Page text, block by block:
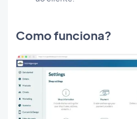
Como funciona?